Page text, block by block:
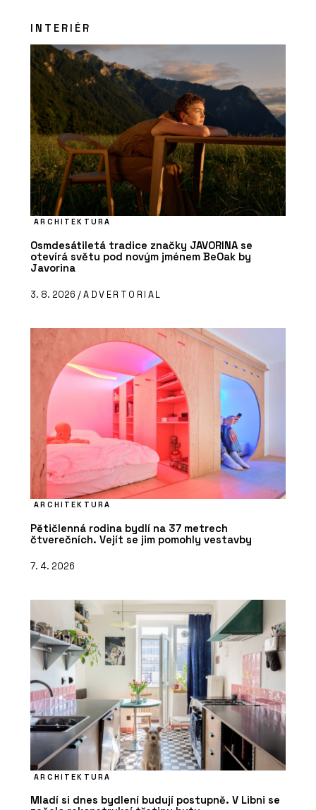
INTERIÉR
ARCHITEKTURA
Osmdesátiletá tradice značky JAVORINA se
otevírá světu pod novým jménem BeOak by
Javorina
3. 8. 2026 /ADVERTORIAL
ARCHITEKTURA
Pětičlenná rodina bydlí na 37 metrech
čtverečních. Vejít se jim pomohly vestavby
7. 4. 2026
ARCHITEKTURA
Mladí si dnes bydlení budují postupně. V Libni se